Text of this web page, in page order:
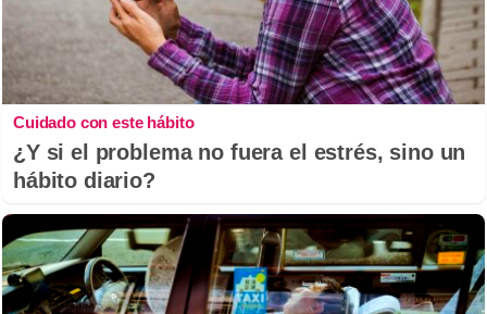
Cuidado con este hábito
¿Y si el problema no fuera el estrés, sino un
hábito diario?